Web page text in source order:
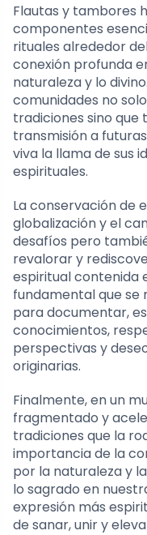
Flautas y tambores
componentes
rituales alrededor
conexión profunda
naturaleza y lo
comunidades no
tradiciones sino que
transmisión a
viva la llama de sus
espirituales.
La conservación de
globalización y el
desafíos pero
revalorar y
espiritual contenida
fundamental que se
para documentar,
conocimientos,
perspectivas y
originarias.
Finalmente, en un
fragmentado y
tradiciones que la
importancia de la
por la naturaleza y
lo sagrado en
expresión más
de sanar, unir y